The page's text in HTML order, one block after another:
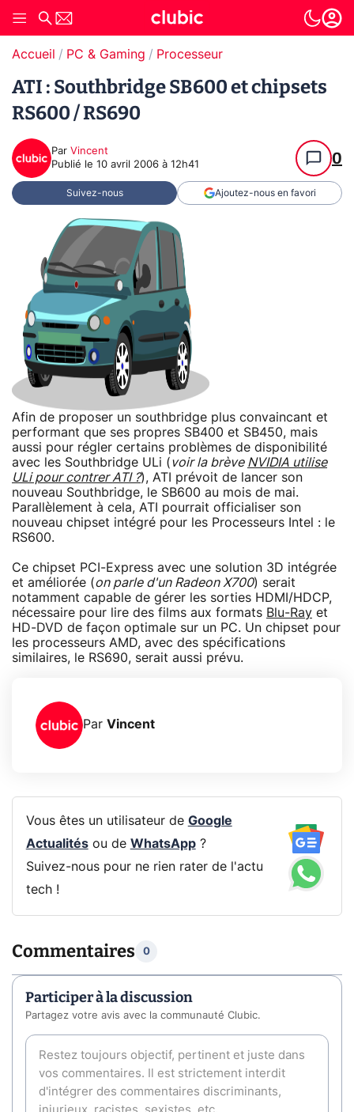
Accueil PC & Gaming Processeur
ATI : Southbridge SB600 et chipsets
RS600 / RS690
Par Vincent
Publié le 10 avril 2006 à 12h41 0
Suivez-nous Ajoutez-nous en favori
Afin de proposer un southbridge plus convaincant et
performant que ses propres SB400 et SB450, mais
aussi pour régler certains problèmes de disponibilité
avec les Southbridge ULi (voir la brève NVIDIA utilise
ULi pour contrer ATI ?), ATI prévoit de lancer son
nouveau Southbridge, le SB600 au mois de mai.
Parallèlement à cela, ATI pourrait officialiser son
nouveau chipset intégré pour les Processeurs Intel : le
RS600.
Ce chipset PCI-Express avec une solution 3D intégrée
et améliorée (on parle d'un Radeon X700) serait
notamment capable de gérer les sorties HDMI/HDCP,
nécessaire pour lire des films aux formats Blu-Ray et
HD-DVD de façon optimale sur un PC. Un chipset pour
les processeurs AMD, avec des spécifications
similaires, le RS690, serait aussi prévu.
Par Vincent
Vous êtes un utilisateur de Google
Actualitésou de WhatsApp?
Suivez-nous pour ne rien rater de l'actu
tech !
Commentaires 0
Participer à la discussion
Partagez votre avis avec la communauté Clubic.